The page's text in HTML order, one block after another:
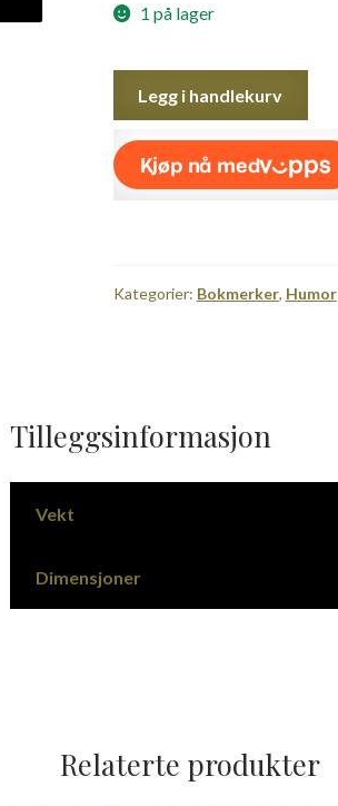
1 på lager
I'm
Reading
antall
Legg i handlekurv
Kategorier: Bokmerker, Humor
Tilleggsinformasjon
Vekt
Dimensjoner
Relaterte produkter